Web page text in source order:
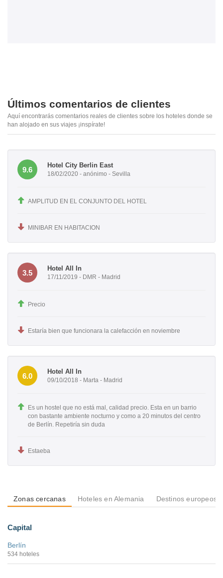
Últimos comentarios de clientes
Aquí encontrarás comentarios reales de clientes sobre los hoteles donde se
han alojado en sus viajes ¡inspírate!
9.6
Hotel City Berlin East
18/02/2020 - anónimo - Sevilla
AMPLITUD EN EL CONJUNTO DEL HOTEL
MINIBAR EN HABITACION
3.5
Hotel All In
17/11/2019 - DMR - Madrid
Precio
Estaría bien que funcionara la calefacción en noviembre
6.0
Hotel All In
09/10/2018 - Marta - Madrid
Es un hostel que no está mal, calidad precio. Esta en un barrio
con bastante ambiente nocturno y como a 20 minutos del centro
de Berlín. Repetiría sin duda
Estaeba
Zonas cercanas Hoteles en Alemania Destinos europeos
Capital
Berlín
534 hoteles